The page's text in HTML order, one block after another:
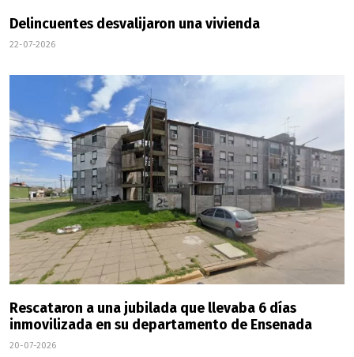
Delincuentes desvalijaron una vivienda
22-07-2026
Rescataron a una jubilada que llevaba 6 días
inmovilizada en su departamento de Ensenada
20-07-2026